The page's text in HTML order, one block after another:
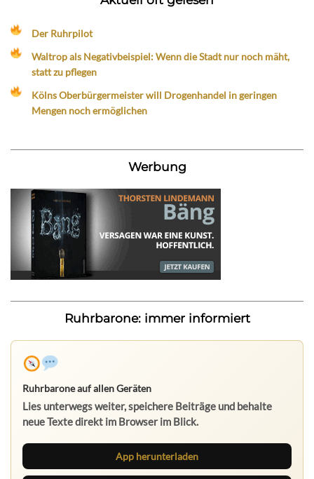
Der Ruhrpilot
Waltrop als Negativbeispiel: Wenn die Stadt nur noch mäht,
statt zu pflegen
Kölns Oberbürgermeister will Drogenhandel in geringen
Mengen noch ermöglichen
Werbung
Ruhrbarone: immer informiert
Ruhrbarone auf allen Geräten
Lies unterwegs weiter, speichere Beiträge und behalte
neue Texte direkt im Browser im Blick.
App herunterladen